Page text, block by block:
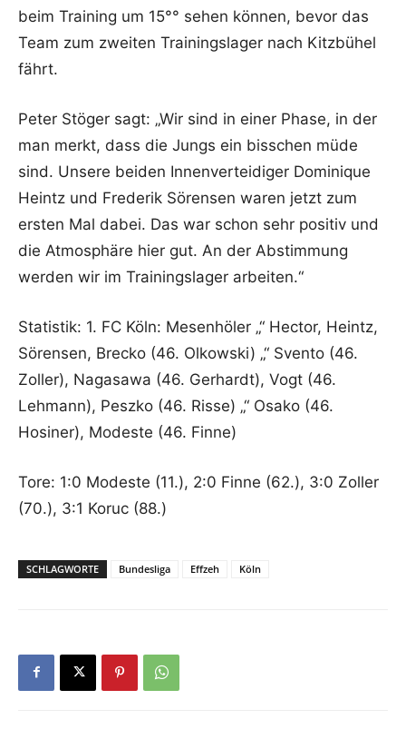
beim Training um 15°° sehen können, bevor das
Team zum zweiten Trainingslager nach Kitzbühel
fährt.
Peter Stöger sagt: „Wir sind in einer Phase, in der
man merkt, dass die Jungs ein bisschen müde
sind. Unsere beiden Innenverteidiger Dominique
Heintz und Frederik Sörensen waren jetzt zum
ersten Mal dabei. Das war schon sehr positiv und
die Atmosphäre hier gut. An der Abstimmung
werden wir im Trainingslager arbeiten.“
Statistik: 1. FC Köln: Mesenhöler „“ Hector, Heintz,
Sörensen, Brecko (46. Olkowski) „“ Svento (46.
Zoller), Nagasawa (46. Gerhardt), Vogt (46.
Lehmann), Peszko (46. Risse) „“ Osako (46.
Hosiner), Modeste (46. Finne)
Tore: 1:0 Modeste (11.), 2:0 Finne (62.), 3:0 Zoller
(70.), 3:1 Koruc (88.)
SCHLAGWORTE Bundesliga Effzeh Köln